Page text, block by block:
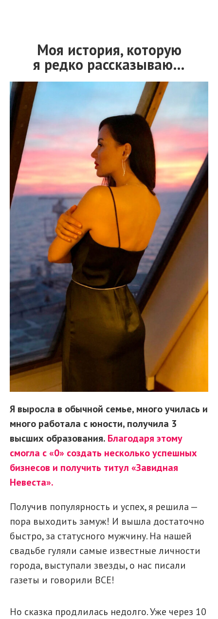
Моя история, которую
я редко рассказываю…
Я выросла в обычной семье, много училась и
много работала с юности, получила 3
высших образования. Благодаря этому
смогла с «0» создать несколько успешных
бизнесов и получить титул «Завидная
Невеста».
Получив популярность и успех, я решила —
пора выходить замуж! И вышла достаточно
быстро, за статусного мужчину. На нашей
свадьбе гуляли самые известные личности
города, выступали звезды, о нас писали
газеты и говорили ВСЕ!
Но сказка продлилась недолго. Уже через 10